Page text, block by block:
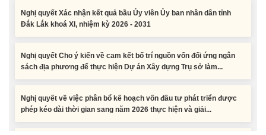
Nghị quyết Cho ý kiến về cam kết bố trí nguồn vốn đối ứng ngân
Nghị quyết về việc phân bổ kế hoạch vốn đầu tư phát triển được
Nghị quyết Vê việc điều chinh và phân bổ chi tiết kế hoạch đầu tư